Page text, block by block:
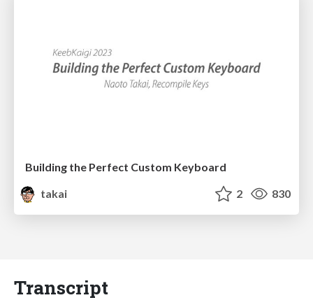
Building the Perfect Custom Keyboard
takai
2 830
Transcript